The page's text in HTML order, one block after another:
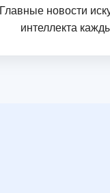
Главные новости
интеллекта